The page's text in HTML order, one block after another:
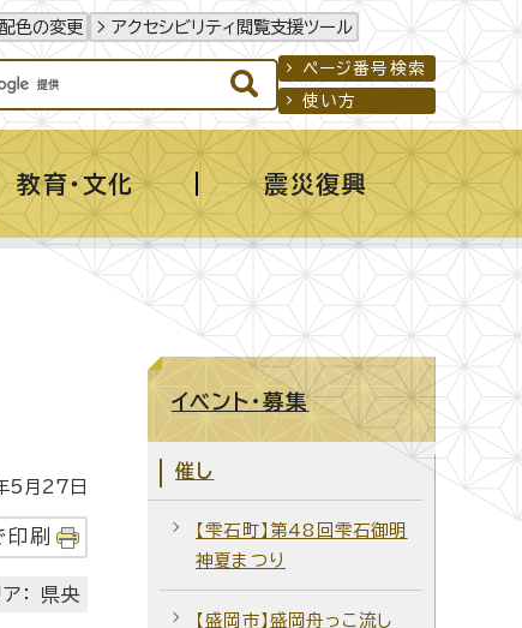
色の変更 アクセシビリティ閲覧支援ツール
ページ番号検索
使い方
教育・文化 震災復興
5月27日
印刷
： 県央
イベント・募集
催し
【雫石町】第48回雫石御明
神夏まつり
【盛岡市】盛岡舟っこ流し